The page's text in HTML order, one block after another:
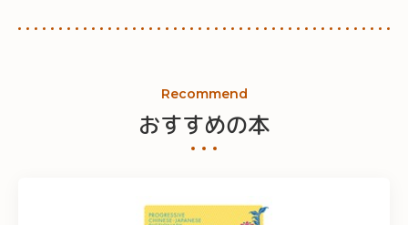
Recommend
おすすめの本